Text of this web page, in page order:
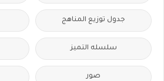
جدول توزيع المناهج
سلسله التميز
صور